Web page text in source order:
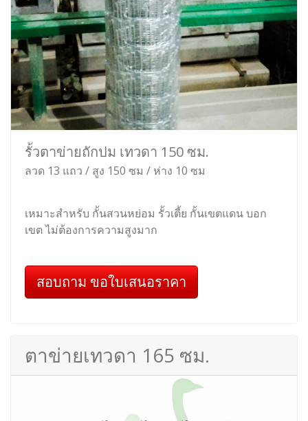
รั้วตาข่ายถักปม เทวดา 150 ซม.
ลวด 13 แถว / สูง 150 ซม / ห่าง 10 ซม
เหมาะสำหรับ กั้นสวนหย่อม รั้วเตี้ย กั้นเขตแดน บอก
เขต ไม่ต้องการความสูงมาก
สอบถาม ขอใบเสนอราคา
ตาข่ายเทวดา 165 ซม.